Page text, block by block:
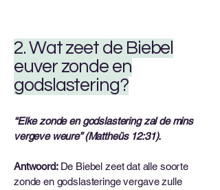
2. Wat zeet de Biebel
euver zonde en
godslastering?
“Elke zonde en godslastering zal de mins
vergeve weure” (Mattheüs 12:31).
Antwoord: De Biebel zeet dat alle soorte
zonde en godslasteringe vergave zulle